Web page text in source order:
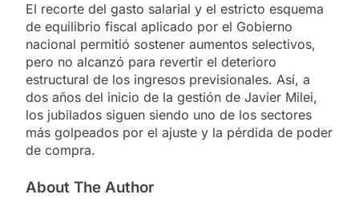
El recorte del gasto salarial y el estricto esquema
de equilibrio fiscal aplicado por el Gobierno
nacional permitió sostener aumentos selectivos,
pero no alcanzó para revertir el deterioro
estructural de los ingresos previsionales. Así, a
dos años del inicio de la gestión de Javier Milei,
los jubilados siguen siendo uno de los sectores
más golpeados por el ajuste y la pérdida de poder
de compra.
About The Author